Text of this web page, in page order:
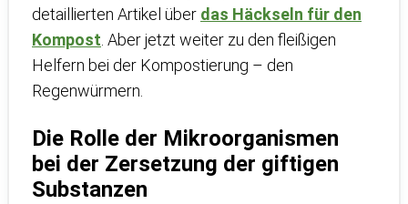
detaillierten Artikel über das Häckseln für den
Kompost . Aber jetzt weiter zu den fleißigen
Helfern bei der Kompostierung – den
Regenwürmern.
Die Rolle der Mikroorganismen
bei der Zersetzung der giftigen
Substanzen